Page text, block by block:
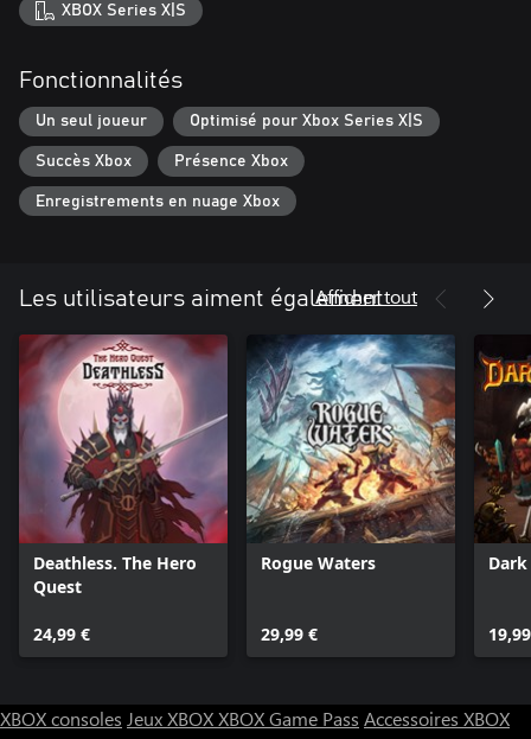
RÉVÉLEZ LES SECRETS DES HÉROS
Apprenez les secrets des trois principaux héros et de leur
d'apprécier la profondeur du jeu et d'enrichir votre expérience de
jeu.
XBOX Series X|S
Fonctionnalités
Un seul joueur Optimisé pour Xbox Series X|S
Succès Xbox Présence Xbox
Enregistrements en nuage Xbox
Les utilisateurs aiment également
Afficher tout
Deathless. The Hero
Quest
24,99 €
Rogue Waters
29,99 €
XBOX consoles Jeux XBOXXBOX Game Pass Accessoires XBOX